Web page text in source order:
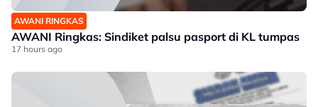
AWANI RINGKAS
AWANI Ringkas: Sindiket palsu pasport di KL tumpas
17 hours ago